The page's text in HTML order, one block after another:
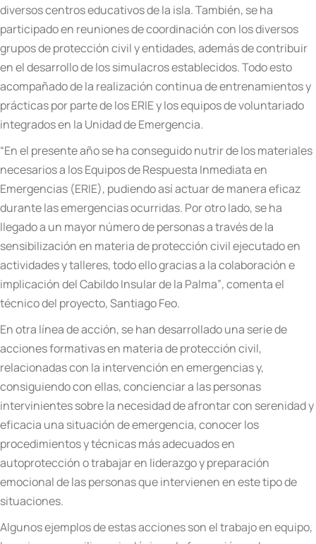
diversos centros educativos de la isla. También, se ha
participado en reuniones de coordinación con los diversos
grupos de protección civil y entidades, además de contribuir
en el desarrollo de los simulacros establecidos. Todo esto
acompañado de la realización continua de entrenamientos y
prácticas por parte de los ERIE y los equipos de voluntariado
integrados en la Unidad de Emergencia.
“En el presente año se ha conseguido nutrir de los materiales
necesarios a los Equipos de Respuesta Inmediata en
Emergencias (ERIE), pudiendo así actuar de manera eficaz
durante las emergencias ocurridas. Por otro lado, se ha
llegado a un mayor número de personas a través de la
sensibilización en materia de protección civil ejecutado en
actividades y talleres, todo ello gracias a la colaboración e
implicación del Cabildo Insular de la Palma”,comenta el
técnico del proyecto, Santiago Feo.
En otra línea de acción, se han desarrollado una serie de
acciones formativas en materia de protección civil,
relacionadas con la intervención en emergencias y,
consiguiendo con ellas, concienciar a las personas
intervinientes sobre la necesidad de afrontar con serenidad y
eficacia una situación de emergencia, conocer los
procedimientos y técnicas más adecuados en
autoprotección o trabajar en liderazgo y preparación
emocional de las personas que intervienen en este tipo de
situaciones.
Algunos ejemplos de estas acciones son el trabajo en equipo,